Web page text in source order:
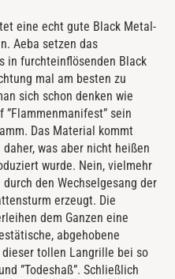
eine echt gute Black Metal-
Aeba setzen das
in furchteinflösenden Black
mal am besten zu
sich schon denken wie
sein
Das Material kommt
was aber nicht heißen
wurde. Nein, vielmehr
den Wechselgesang der
erzeugt. Die
dem Ganzen eine
abgehobene
tollen Langrille bei so
”Todeshaß”. Schließlich